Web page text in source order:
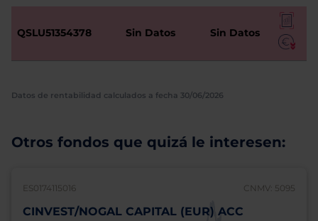
QSLU51354378 Sin Datos Sin Datos
Datos de rentabilidad calculados a fecha 30/06/2026
Otros fondos que quizá le interesen:
ES0174115016 CNMV: 5095
CINVEST/NOGAL CAPITAL (EUR) ACC